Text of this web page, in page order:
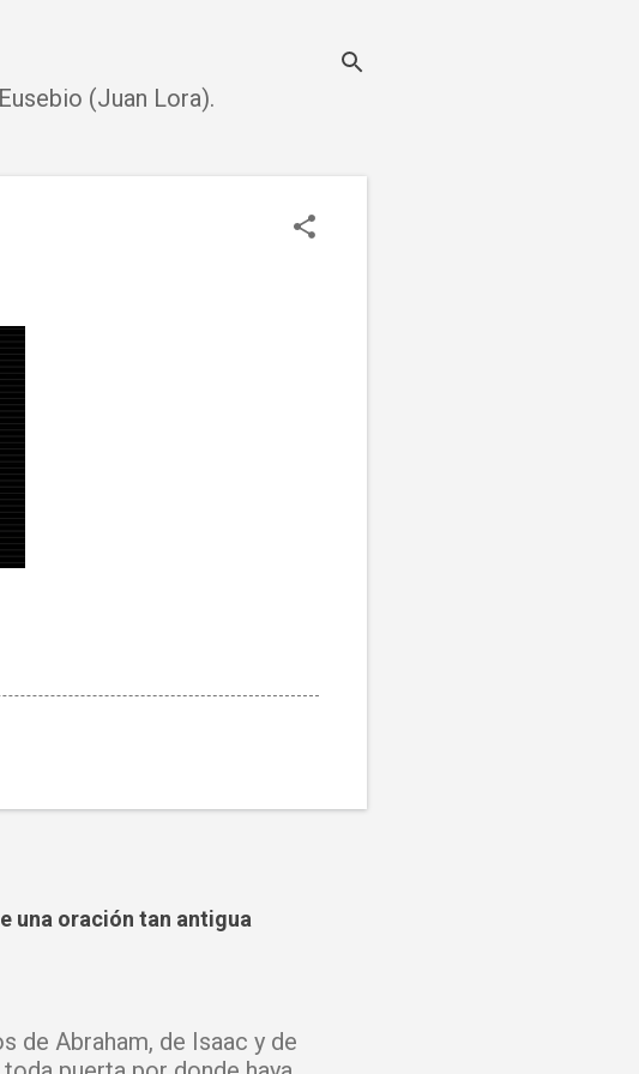
(Juan Lora).
una oración tan antigua
de Abraham, de Isaac y de